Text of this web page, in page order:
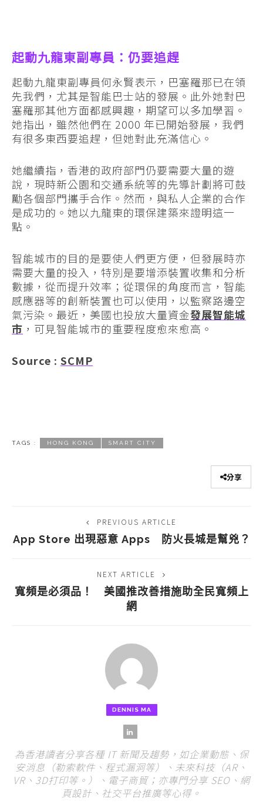
起動九龍東副專員：仍要追趕
起動九龍東副專員何永賢表示，巴塞羅那已在領
先我們，尤其是智能巴士站的發展。此外她對巴
塞羅那其他方面都感興趣，期望可以多加學習。
她指出，雖然他們在 2000 年已開始發展，我們
有很多東西要追趕，但她對此充滿信心。
她繼續指，香港的政府部門仍要需要大量的遊
說，現時新公園和交通系統等的先導計劃將可鼓
勵各個部門攜手合作。然而，與私人企業的合作
是成功的。她以九龍東的環保建築來證明這一
點。
智能城市的目的是要使人們更方便，但發展時亦
需要大量的投入，特別是要增添裝置收集和分析
數據，從而提升效率；從環保的角度而言，智能
感應器等的創新裝置也可以使用，以監察路邊空
氣污染。最近，美國也投放大量資金發展智能城
市 ，可見智能城市的重要程度愈來愈高。
Source : SCMP
TAGS : HONG KONG SMART CITY
分享
PREVIOUS ARTICLE
App Store 出現惡意 Apps 防火長城是幫兇？
NEXT ARTICLE
寬頻是必須品！ 美國推改善措施助全民寬頻上
網
DENNIS MA
為香港讀者分享各種 IT 新聞及趨勢，如企業動態、保
安消息（勒索軟件、程式漏洞等）、未來科技（AR、
VR、3D打印等。）、電子商貿；亦專門分享 SEO、網
頁設計、社交平台推廣等心得。